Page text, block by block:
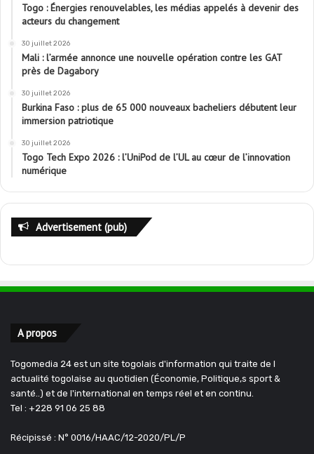
Togo : Énergies renouvelables, les médias appelés à devenir des
acteurs du changement
30 juillet 2026
Mali : l’armée annonce une nouvelle opération contre les GAT
près de Dagabory
30 juillet 2026
Burkina Faso : plus de 65 000 nouveaux bacheliers débutent leur
immersion patriotique
30 juillet 2026
Togo Tech Expo 2026 : l’UniPod de l’UL au cœur de l’innovation
numérique
Advertisement (pub)
A propos
Togomedia 24 est un site togolais d'information qui traite de l
actualité togolaise au quotidien (Économie, Politique,s sport &
santé..) et de l'international en temps réel et en continu.
Tel : +228 91 06 25 88
Récipissé : N° 0016/HAAC/12-2020/PL/P